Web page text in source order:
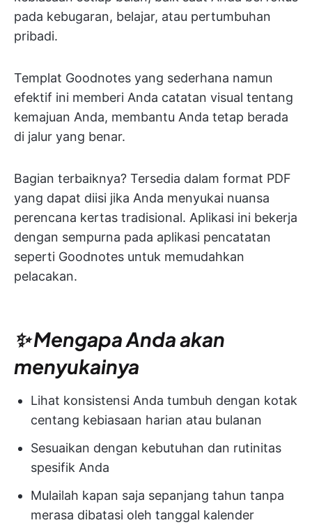
pada kebugaran, belajar, atau pertumbuhan
pribadi.
Templat Goodnotes yang sederhana namun
efektif ini memberi Anda catatan visual tentang
kemajuan Anda, membantu Anda tetap berada
di jalur yang benar.
Bagian terbaiknya? Tersedia dalam format PDF
yang dapat diisi jika Anda menyukai nuansa
perencana kertas tradisional. Aplikasi ini bekerja
dengan sempurna pada aplikasi pencatatan
seperti Goodnotes untuk memudahkan
pelacakan.
✨ Mengapa Anda akan
menyukainya
Lihat konsistensi Anda tumbuh dengan kotak
centang kebiasaan harian atau bulanan
Sesuaikan dengan kebutuhan dan rutinitas
spesifik Anda
Mulailah kapan saja sepanjang tahun tanpa
merasa dibatasi oleh tanggal kalender